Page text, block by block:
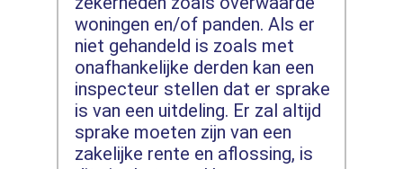
woningen en/of panden. Als er
niet gehandeld is zoals met
onafhankelijke derden kan een
inspecteur stellen dat er sprake
is van een uitdeling. Er zal altijd
sprake moeten zijn van een
zakelijke rente en aflossing, is